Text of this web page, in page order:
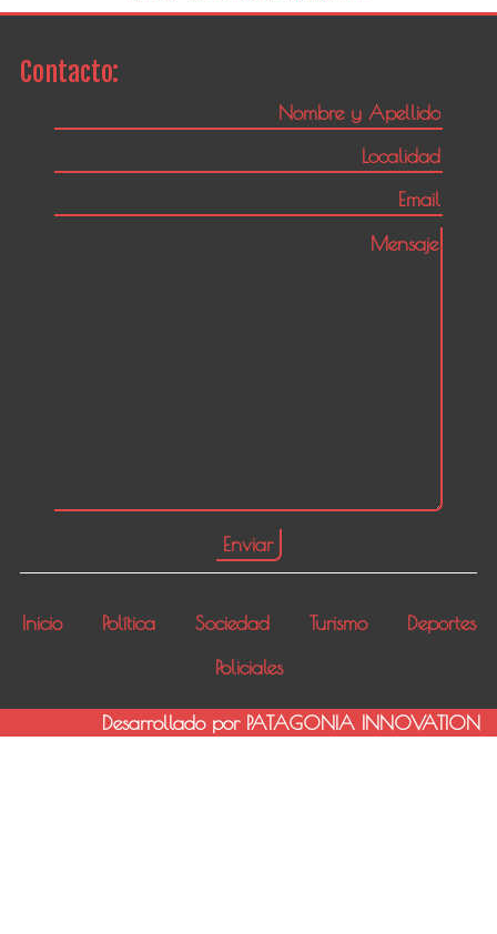
Contacto:
Inicio Política Sociedad Turismo
Deportes
Policiales
Desarrollado por PATAGONIA INNOVATION